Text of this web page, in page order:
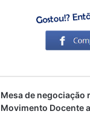
Mesa de negociação
Movimento Docente